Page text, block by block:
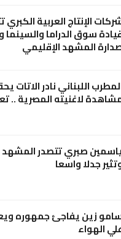
الإنتاج العربية
سوق الدراما والسينما
المشهد الإقليمي
لاغنيته المصرية ..
صبري تتصدر المشهد
جدلا واسعا
زين يفاجئ جمهوره
الهواء